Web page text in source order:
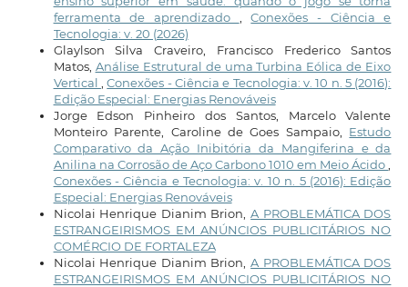
ferramenta de aprendizado
,Conexões - Ciência e
Tecnologia: v. 20 (2026)
Glaylson Silva Craveiro, Francisco Frederico Santos
Matos, Análise Estrutural de uma Turbina Eólica de Eixo
Vertical
,Conexões - Ciência e Tecnologia: v. 10 n. 5 (2016):
Edição Especial: Energias Renováveis
Jorge Edson Pinheiro dos Santos, Marcelo Valente
Monteiro Parente, Caroline de Goes Sampaio, Estudo
Comparativo da Ação Inibitória da Mangiferina e da
Anilina na Corrosão de Aço Carbono 1010 em Meio Ácido
Conexões - Ciência e Tecnologia: v. 10 n. 5 (2016): Edição
Especial: Energias Renováveis
Nicolai Henrique Dianim Brion,A PROBLEMÁTICA DOS
ESTRANGEIRISMOS EM ANÚNCIOS PUBLICITÁRIOS NO
COMÉRCIO DE FORTALEZA
Nicolai Henrique Dianim Brion,A PROBLEMÁTICA DOS
ESTRANGEIRISMOS EM ANÚNCIOS PUBLICITÁRIOS NO